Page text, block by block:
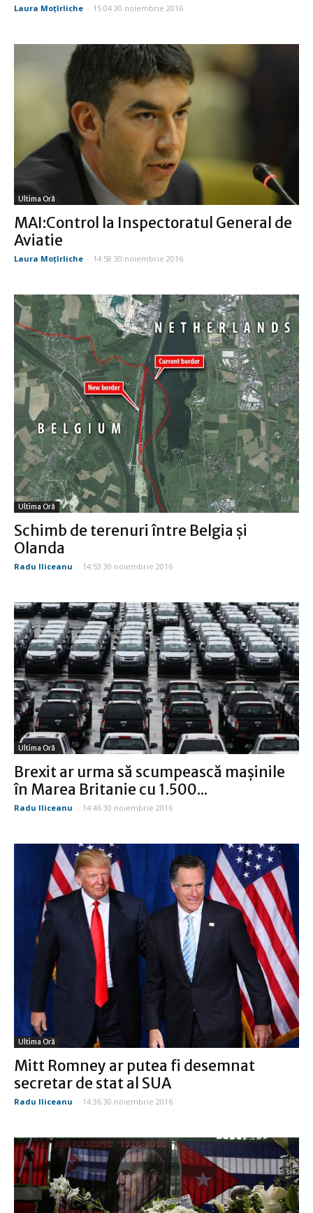
Laura Moţîrliche - 15:04 30 noiembrie 2016
Ultima Oră
MAI:Control la Inspectoratul General de
Aviatie
Laura Moţîrliche - 14:58 30 noiembrie 2016
Ultima Oră
Schimb de terenuri între Belgia şi
Olanda
Radu Iliceanu - 14:53 30 noiembrie 2016
Ultima Oră
Brexit ar urma să scumpească maşinile
în Marea Britanie cu 1.500...
Radu Iliceanu - 14:46 30 noiembrie 2016
Ultima Oră
Mitt Romney ar putea fi desemnat
secretar de stat al SUA
Radu Iliceanu - 14:36 30 noiembrie 2016